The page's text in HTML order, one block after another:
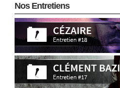
Nos Entretiens